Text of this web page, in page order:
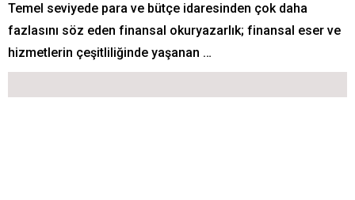
Temel seviyede para ve bütçe idaresinden çok daha
fazlasını söz eden finansal okuryazarlık; finansal eser ve
hizmetlerin çeşitliliğinde yaşanan …